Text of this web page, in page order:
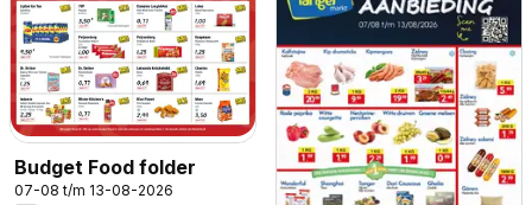
Budget Food folder
07-08 t/m 13-08-2026